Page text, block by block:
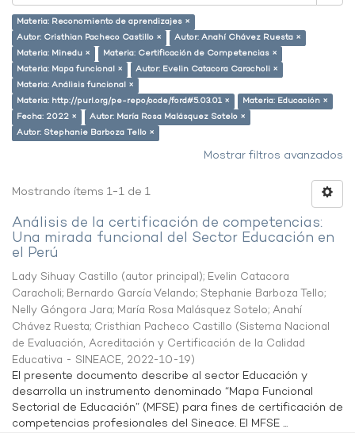
Materia: Reconomiento de aprendizajes ×
Autor: Cristhian Pacheco Castillo ×
Autor: Anahí Chávez Ruesta ×
Materia: Minedu ×
Materia: Certificación de Competencias ×
Materia: Mapa funcional ×
Autor: Evelin Catacora Caracholi ×
Materia: Análisis funcional ×
Materia: http://purl.org/pe-repo/ocde/ford#5.03.01 ×
Materia: Educación ×
Fecha: 2022 ×
Autor: María Rosa Malásquez Sotelo ×
Autor: Stephanie Barboza Tello ×
Mostrar filtros avanzados
Mostrando ítems 1-1 de 1
Análisis de la certificación de competencias:
Una mirada funcional del Sector Educación en
el Perú
Lady Sihuay Castillo (autor principal); Evelin Catacora
Caracholi; Bernardo García Velando; Stephanie Barboza Tello;
Nelly Góngora Jara; María Rosa Malásquez Sotelo; Anahí
Chávez Ruesta; Cristhian Pacheco Castillo (Sistema Nacional
de Evaluación, Acreditación y Certificación de la Calidad
Educativa - SINEACE, 2022-10-19)
El presente documento describe al sector Educación y
desarrolla un instrumento denominado “Mapa Funcional
Sectorial de Educación” (MFSE) para fines de certificación de
competencias profesionales del Sineace. El MFSE ...